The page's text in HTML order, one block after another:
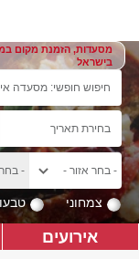
מסעדות, הזמנת מקום
בישראל
צמחוני
אירועים